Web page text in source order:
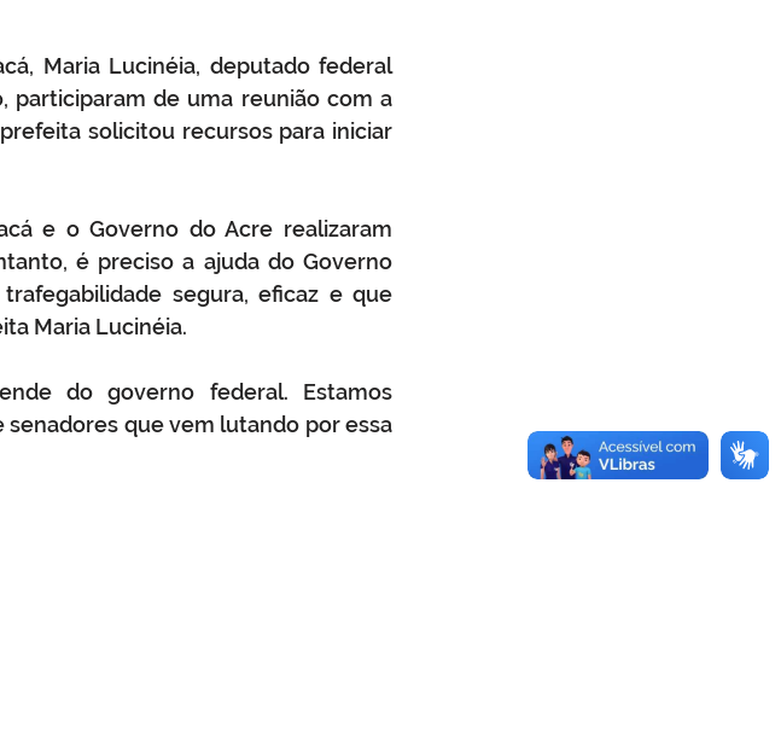
Maria Lucinéia, deputado federal
participaram de uma reunião com a
solicitou recursos para iniciar
e o Governo do Acre realizaram
é preciso a ajuda do Governo
segura, eficaz e que
Maria Lucinéia.
do governo federal. Estamos
que vem lutando por essa